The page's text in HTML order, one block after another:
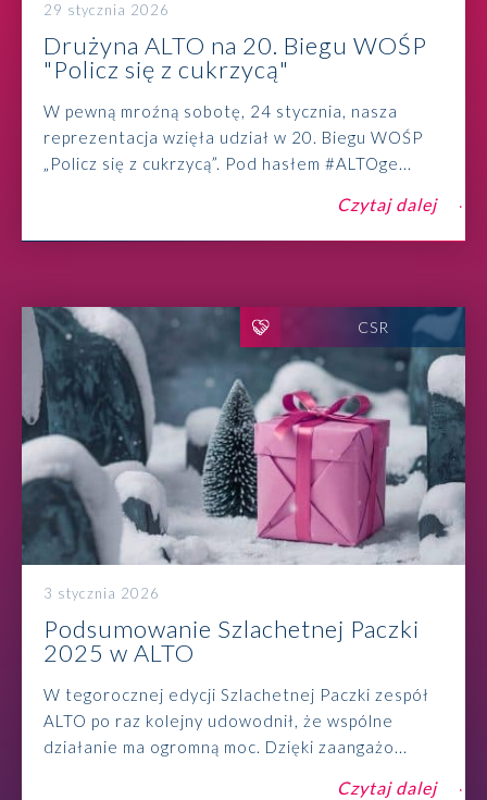
29 stycznia 2026
Drużyna ALTO na 20. Biegu WOŚP
"Policz się z cukrzycą"
W pewną mroźną sobotę, 24 stycznia, nasza
reprezentacja wzięła udział w 20. Biegu WOŚP
„Policz się z cukrzycą”. Pod hasłem #ALTOge...
Czytaj dalej
CSR
3 stycznia 2026
Podsumowanie Szlachetnej Paczki
2025 w ALTO
W tegorocznej edycji Szlachetnej Paczki zespół
ALTO po raz kolejny udowodnił, że wspólne
działanie ma ogromną moc. Dzięki zaangażo...
Czytaj dalej